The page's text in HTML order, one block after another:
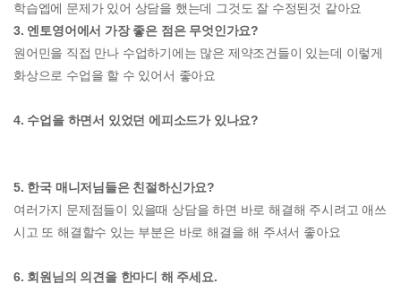
학습엡에 문제가 있어 상담을 했는데 그것도 잘 수정된것 같아요
3. 엔토영어에서 가장 좋은 점은 무엇인가요?
원어민을 직접 만나 수업하기에는 많은 제약조건들이 있는데 이렇게
화상으로 수업을 할 수 있어서 좋아요
4. 수업을 하면서 있었던 에피소드가 있나요?
5. 한국 매니저님들은 친절하신가요?
여러가지 문제점들이 있을때 상담을 하면 바로 해결해 주시려고 애쓰
시고 또 해결할수 있는 부분은 바로 해결을 해 주셔서 좋아요
6. 회원님의 의견을 한마디 해 주세요.